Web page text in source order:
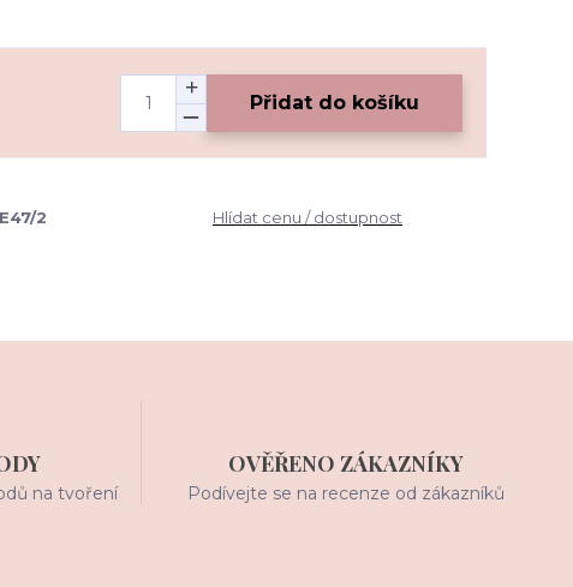
Přidat do košíku
2 Hlídat cenu / dostupnost
na tvoření
OVĚŘENO ZÁKAZNÍKY
Podívejte se na recenze od zákazníků